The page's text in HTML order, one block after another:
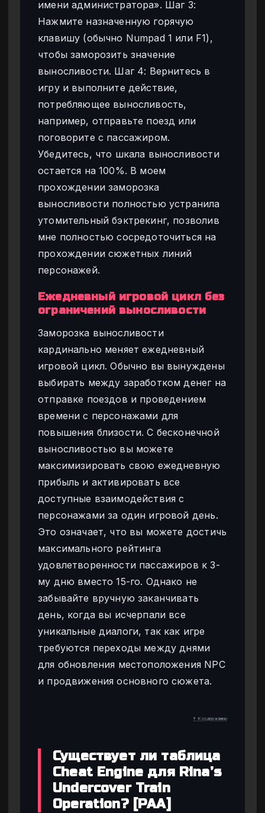
имени администратора». Шаг 3:
Нажмите назначенную горячую
клавишу (обычно Numpad 1 или F1),
чтобы заморозить значение
выносливости. Шаг 4: Вернитесь в
игру и выполните действие,
потребляющее выносливость,
например, отправьте поезд или
поговорите с пассажиром.
Убедитесь, что шкала выносливости
остается на 100%. В моем
прохождении заморозка
выносливости полностью устранила
утомительный бэктрекинг, позволив
мне полностью сосредоточиться на
прохождении сюжетных линий
персонажей.
Ежедневный игровой цикл без
ограничений выносливости
Заморозка выносливости
кардинально меняет ежедневный
игровой цикл. Обычно вы вынуждены
выбирать между заработком денег на
отправке поездов и проведением
времени с персонажами для
повышения близости. С бесконечной
выносливостью вы можете
максимизировать свою ежедневную
прибыль и активировать все
доступные взаимодействия с
персонажами за один игровой день.
Это означает, что вы можете достичь
максимального рейтинга
удовлетворенности пассажиров к 3-
му дню вместо 15-го. Однако не
забывайте вручную заканчивать
день, когда вы исчерпали все
уникальные диалоги, так как игре
требуются переходы между днями
для обновления местоположения NPC
и продвижения основного сюжета.
↑ К содержанию
Существует ли таблица
Cheat Engine для Rina’s
Undercover Train
Operation? [PAA]